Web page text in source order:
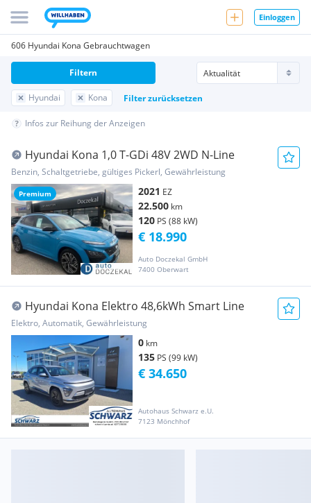
Einloggen
606 Hyundai Kona Gebrauchtwagen
Hyundai Kona Filter zurücksetzen
Filtern
Infos zur Reihung der Anzeigen
Premium
Hyundai Kona 1,0 T-GDi 48V 2WD N-Line
Benzin, Schaltgetriebe, gültiges Pickerl, Gewährleistung
2021 EZ
22.500 km
120 PS (88 kW)
Auto Doczekal GmbH
7400 Oberwart
€ 18.990
Hyundai Kona Elektro 48,6kWh Smart Line
Elektro, Automatik, Gewährleistung
0 km
135 PS (99 kW)
Autohaus Schwarz e.U.
7123 Mönchhof
€ 34.650